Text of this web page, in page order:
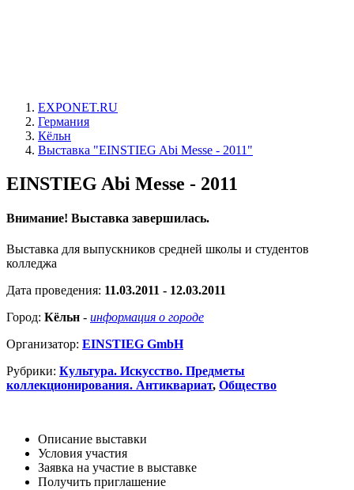
EXPONET.RU
Германия
Кёльн
Выставка "EINSTIEG Abi Messe - 2011"
EINSTIEG Abi Messe - 2011
Внимание! Выставка завершилась.
Выставка для выпускников средней школы и студентов
колледжа
Дата проведения: 11.03.2011 - 12.03.2011
Город: Кёльн - информация о городе
Организатор: EINSTIEG GmbH
Рубрики: Культура. Искусство. Предметы
коллекционирования. Антиквариат, Общество
Описание выставки
Условия участия
Заявка на участие в выставке
Получить приглашение